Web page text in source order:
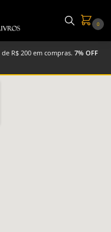
0
R$ 200 em compras.7% OFF